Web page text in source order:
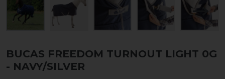
BUCAS FREEDOM TURNOUT LIGHT 0G
- NAVY/SILVER